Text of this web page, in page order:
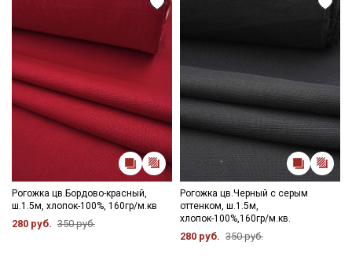
Рогожка цв.Бордово-красный,
ш.1.5м, хлопок-100%, 160гр/м.кв
280 руб. 350 руб.
Рогожка цв.Черный с серым
оттенком, ш.1.5м,
хлопок-100%,160гр/м.кв.
280 руб. 350 руб.
Электронная почта
Подписаться
Ознакомлен(а) сПолитикой обработки персональных
Согласие на обработку персональных
ДаюСогласие на получение рекламных и
информационных рассылок